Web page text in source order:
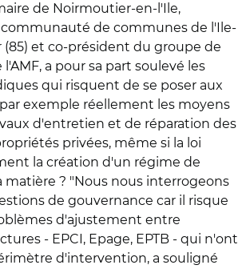
de Noirmoutier-en-l'Ile,
de communes de l'Ile-
et co-président du groupe de
a pour sa part soulevé les
qui risquent de se poser aux
exemple réellement les moyens
d'entretien et de réparation des
privées, même si la loi
la création d'un régime de
matière ? "Nous nous interrogeons
de gouvernance car il risque
d'ajustement entre
- EPCI, Epage, EPTB - qui n'ont
d'intervention, a souligné